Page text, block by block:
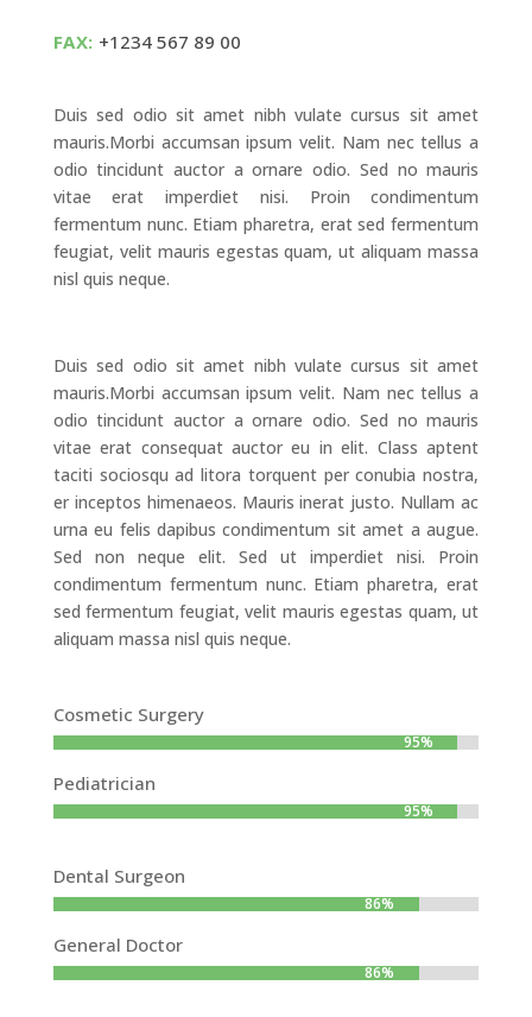
FAX: +1234 567 89 00
Duis sed odio sit amet nibh vulate cursus sit amet
mauris.Morbi accumsan ipsum velit. Nam nec tellus a
odio tincidunt auctor a ornare odio. Sed no mauris
vitae erat imperdiet nisi. Proin condimentum
fermentum nunc. Etiam pharetra, erat sed fermentum
feugiat, velit mauris egestas quam, ut aliquam massa
nisl quis neque.
Duis sed odio sit amet nibh vulate cursus sit amet
mauris.Morbi accumsan ipsum velit. Nam nec tellus a
odio tincidunt auctor a ornare odio. Sed no mauris
vitae erat consequat auctor eu in elit. Class aptent
taciti sociosqu ad litora torquent per conubia nostra,
er inceptos himenaeos. Mauris inerat justo. Nullam ac
urna eu felis dapibus condimentum sit amet a augue.
Sed non neque elit. Sed ut imperdiet nisi. Proin
condimentum fermentum nunc. Etiam pharetra, erat
sed fermentum feugiat, velit mauris egestas quam, ut
aliquam massa nisl quis neque.
Cosmetic Surgery
95%
95%
Pediatrician
95%
95%
Dental Surgeon
86%
86%
General Doctor
86%
86%